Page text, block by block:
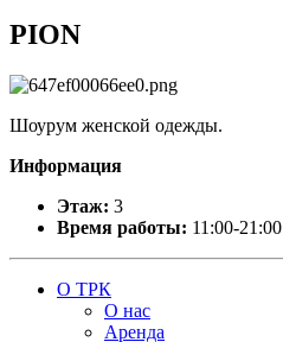
PION
Шоурум женской одежды.
Информация
Этаж: 3
Время работы: 11:00-21:00
О ТРК
О нас
Аренда